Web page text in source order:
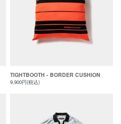
TIGHTBOOTH - BORDER CUSHION
9,900円(税込)